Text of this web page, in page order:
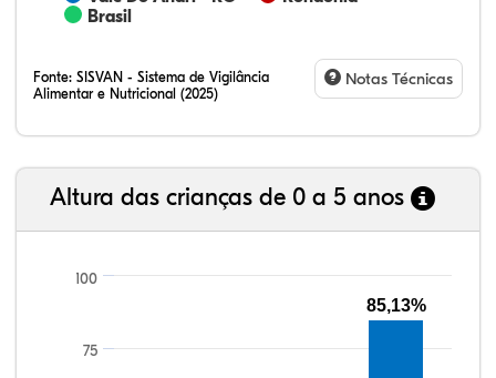
Brasil
Fonte: SISVAN - Sistema de Vigilância
Alimentar e Nutricional (2025)
Notas Técnicas
Altura das crianças de 0 a 5 anos
75
100
85,13%